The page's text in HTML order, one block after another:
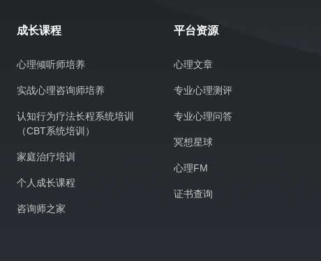
成长课程
心理倾听师培养
实战心理咨询师培养
认知行为疗法长程系统培训
（CBT系统培训）
家庭治疗培训
个人成长课程
咨询师之家
平台资源
心理文章
专业心理测评
专业心理问答
冥想星球
心理FM
证书查询